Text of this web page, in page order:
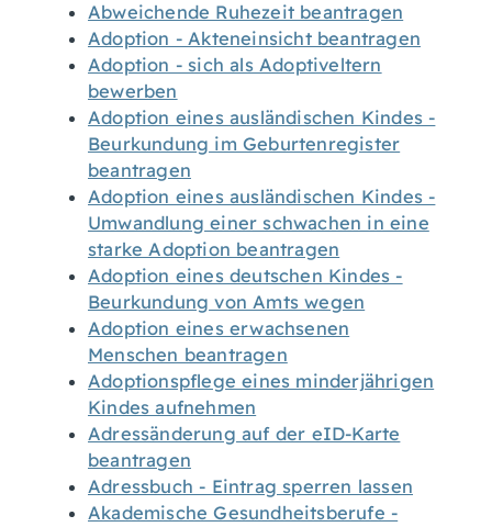
Abweichende Ruhezeit beantragen
Adoption - Akteneinsicht beantragen
Adoption - sich als Adoptiveltern
bewerben
Adoption eines ausländischen Kindes -
Beurkundung im Geburtenregister
beantragen
Adoption eines ausländischen Kindes -
Umwandlung einer schwachen in eine
starke Adoption beantragen
Adoption eines deutschen Kindes -
Beurkundung von Amts wegen
Adoption eines erwachsenen
Menschen beantragen
Adoptionspflege eines minderjährigen
Kindes aufnehmen
Adressänderung auf der eID-Karte
beantragen
Adressbuch - Eintrag sperren lassen
Akademische Gesundheitsberufe -